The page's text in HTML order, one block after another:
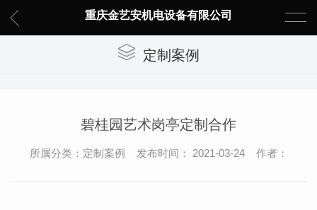
重庆金艺安机电设备有限公司
定制案例
碧桂园艺术岗亭定制合作
所属分类：定制案例 发布时间： 2021-03-24 作者：